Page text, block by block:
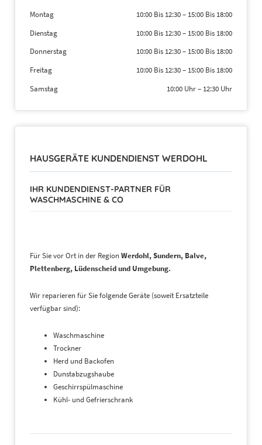
Montag 10:00 Bis 12:30– 15:00 Bis 18:00
Dienstag
10:00 Bis 12:30– 15:00 Bis 18:00
Donnerstag
10:00 Bis 12:30– 15:00 Bis 18:00
Freitag
10:00 Bis 12:30– 15:00 Bis 18:00
Samstag
10:00 Uhr– 12:30 Uhr
HAUSGERÄTE KUNDENDIENST WERDOHL
IHR KUNDENDIENST-PARTNER FÜR
WASCHMASCHINE & CO
Für Sie vor Ort in der RegionWerdohl, Sundern, Balve,
Plettenberg, Lüdenscheid und Umgebung.
Wir reparieren für Sie folgende Geräte (soweit Ersatzteile
verfügbar sind):
Waschmaschine
Trockner
Herd und Backofen
Dunstabzugshaube
Geschirrspülmaschine
Kühl- und Gefrierschrank